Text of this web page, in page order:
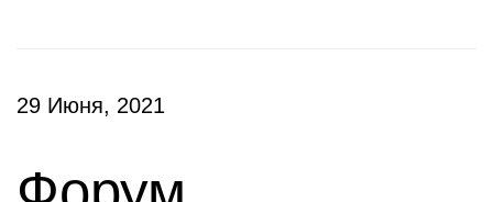
29 Июня, 2021